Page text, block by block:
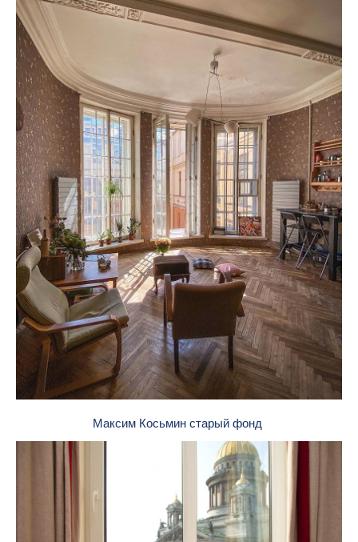
Максим Косьмин старый фонд